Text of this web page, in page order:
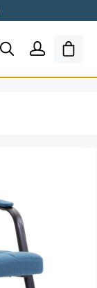
El